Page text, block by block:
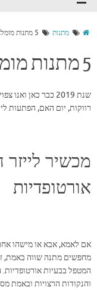
מתנות 5 מתנות מומלצות לשנת 2019
5 מתנות מומלצות לשנת 2019
שנת 2019 כבר כאן
רווקות, יום האם, הפתעות לילדים ועוד… הנה
מכשיר לייזר
אורטופדיות
אם לאמא, אבא או מישהו
מחפשים מתנה שווה באמת,
המטפל בבעיות
והנקודות הרצויות ובאמת